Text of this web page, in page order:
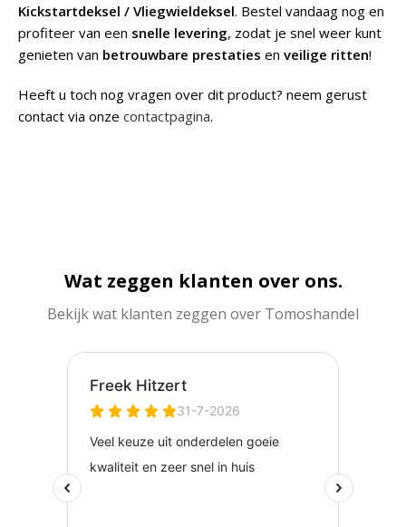
Kickstartdeksel / Vliegwieldeksel. Bestel vandaag nog en
profiteer van een snelle levering, zodat je snel weer kunt
genieten van betrouwbare prestaties en veilige ritten!
Heeft u toch nog vragen over dit product? neem gerust
contact via onze contactpagina.
Wat zeggen klanten over ons.
Bekijk wat klanten zeggen over Tomoshandel